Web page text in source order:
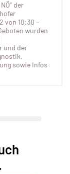
der
von 10:30 –
wurden
und der
sowie Infos